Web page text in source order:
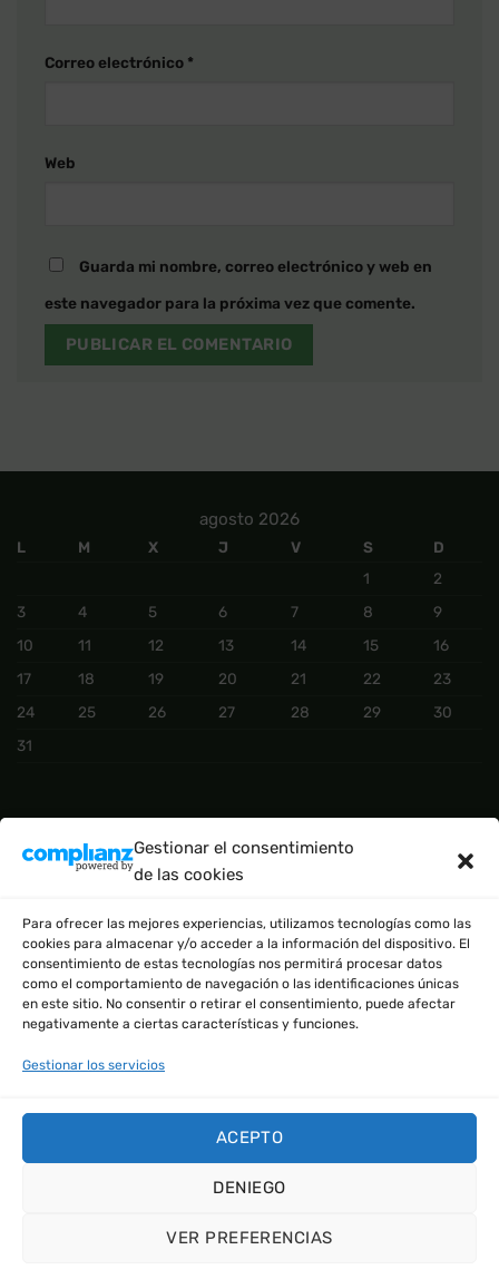
Gestionar el consentimiento
de las cookies
Para ofrecer las mejores experiencias, utilizamos tecnologías como las
cookies para almacenar y/o acceder a la información del dispositivo. El
consentimiento de estas tecnologías nos permitirá procesar datos
como el comportamiento de navegación o las identificaciones únicas
en este sitio. No consentir o retirar el consentimiento, puede afectar
negativamente a ciertas características y funciones.
Gestionar los servicios
ACEPTO
DENIEGO
VER PREFERENCIAS
Correo electrónico *
Web
Guarda mi nombre, correo electrónico y web en
este navegador para la próxima vez que comente.
agosto 2026
L M X J V S
D
1
2
3
4 5 6 7 8
9
10
11 12 13 14 15
16
17
18 19 20 21 22
23
24
25 26 27 28 29
30
31
CATEGORÍAS DEL PRODUCTO
EN COLABORACIÓN CON:
1. NOMARCAS (tienda de ropa)
2. VAPERSIN (tienda de vapers sin nicotina)